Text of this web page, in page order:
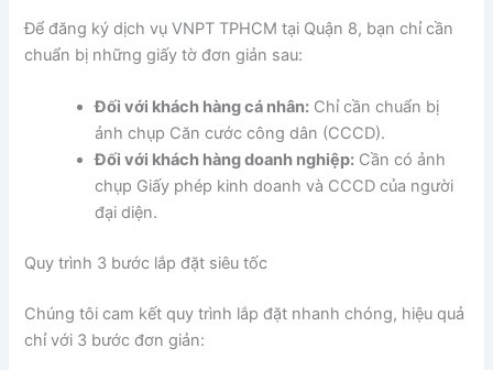
Để đăng ký dịch vụ VNPT TPHCM tại Quận 8, bạn chỉ cần
chuẩn bị những giấy tờ đơn giản sau:
Đối với khách hàng cá nhân: Chỉ cần chuẩn bị
ảnh chụp Căn cước công dân (CCCD).
Đối với khách hàng doanh nghiệp: Cần có ảnh
chụp Giấy phép kinh doanh và CCCD của người
đại diện.
Quy trình 3 bước lắp đặt siêu tốc
Chúng tôi cam kết quy trình lắp đặt nhanh chóng, hiệu quả
chỉ với 3 bước đơn giản: